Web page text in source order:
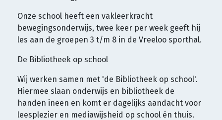
Onze school heeft een vakleerkracht
bewegingsonderwijs, twee keer per week geeft hij
les aan de groepen 3 t/m 8 in de Vreeloo sporthal.
De Bibliotheek op school
Wij werken samen met 'de Bibliotheek op school'.
Hiermee slaan onderwijs en bibliotheek de
handen ineen en komt er dagelijks aandacht voor
leesplezier en mediawijsheid op school én thuis.